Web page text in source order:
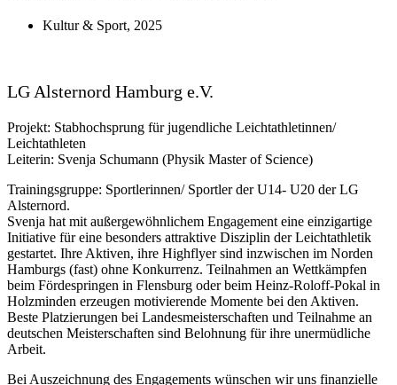
Kultur & Sport, 2025
LG Alsternord Hamburg e.V.
Projekt: Stabhochsprung für jugendliche Leichtathletinnen/
Leichtathleten
Leiterin: Svenja Schumann (Physik Master of Science)
Trainingsgruppe: Sportlerinnen/ Sportler der U14- U20 der LG
Alsternord.
Svenja hat mit außergewöhnlichem Engagement eine einzigartige
Initiative für eine besonders attraktive Disziplin der Leichtathletik
gestartet. Ihre Aktiven, ihre Highflyer sind inzwischen im Norden
Hamburgs (fast) ohne Konkurrenz. Teilnahmen an Wettkämpfen
beim Fördespringen in Flensburg oder beim Heinz-Roloff-Pokal in
Holzminden erzeugen motivierende Momente bei den Aktiven.
Beste Platzierungen bei Landesmeisterschaften und Teilnahme an
deutschen Meisterschaften sind Belohnung für ihre unermüdliche
Arbeit.
Bei Auszeichnung des Engagements wünschen wir uns finanzielle